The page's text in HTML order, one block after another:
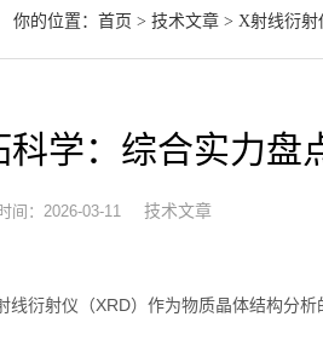
你的位置： 首页 > 技术文章> X射线衍射
学：综合实力盘
间：2026-03-11 技术文章
衍射仪（XRD）作为物质晶体结构分